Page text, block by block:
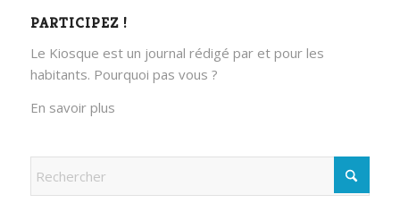
PARTICIPEZ !
Le Kiosque est un journal rédigé par et pour les
habitants. Pourquoi pas vous ?
En savoir plus